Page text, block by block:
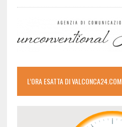
L’ORA ESATTA DI VALCONCA24.COM